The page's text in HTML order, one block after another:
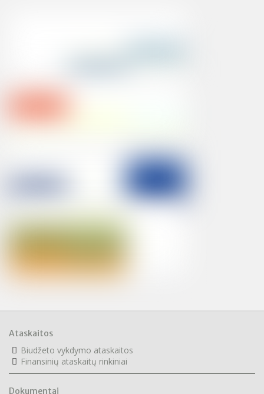
Ataskaitos
Biudžeto vykdymo ataskaitos
Finansinių ataskaitų rinkiniai
Dokumentai